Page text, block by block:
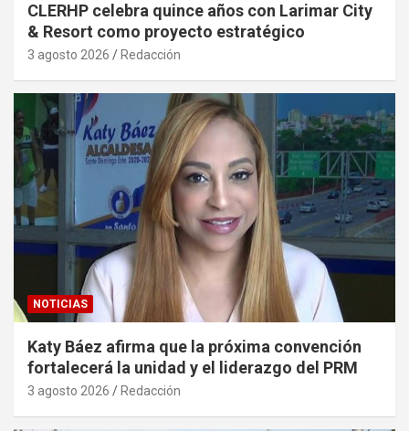
CLERHP celebra quince años con Larimar City
& Resort como proyecto estratégico
3 agosto 2026 Redacción
NOTICIAS
Katy Báez afirma que la próxima convención
fortalecerá la unidad y el liderazgo del PRM
3 agosto 2026 Redacción